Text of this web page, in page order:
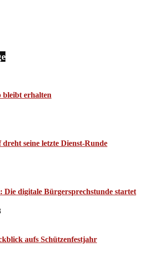
bleibt erhalten
seine letzte Dienst-Runde
Die digitale Bürgersprechstunde startet
aufs Schützenfestjahr